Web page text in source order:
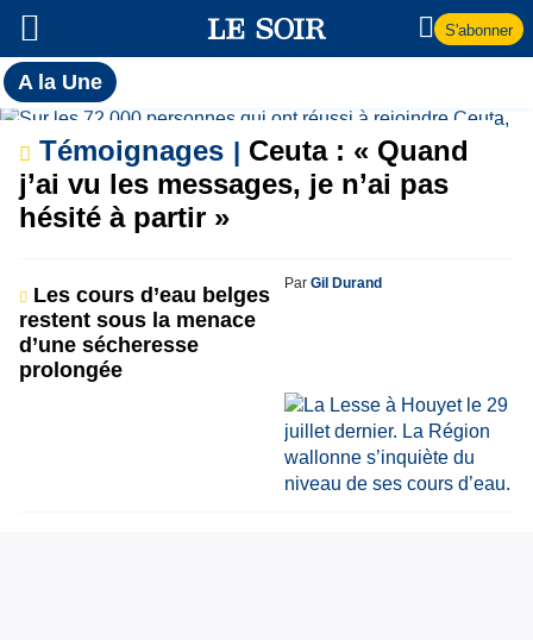
S'abonner
A la UneToutes
l'actualité
du Soir
A
la
Une
Témoignages
Ceuta : « Quand
j’ai vu les messages, je n’ai pas
hésité à partir »
Les cours d’eau belges
restent sous la menace
d’une sécheresse
prolongée
Par Gil Durand